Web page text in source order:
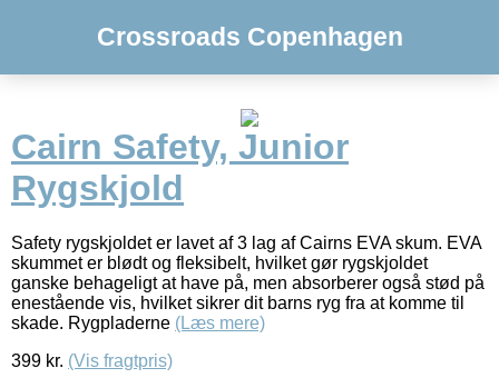
Crossroads Copenhagen
Cairn Safety, Junior
Rygskjold
Safety rygskjoldet er lavet af 3 lag af Cairns EVA skum. EVA
skummet er blødt og fleksibelt, hvilket gør rygskjoldet
ganske behageligt at have på, men absorberer også stød på
enestående vis, hvilket sikrer dit barns ryg fra at komme til
skade. Rygpladerne (Læs mere)
399 kr. (Vis fragtpris)